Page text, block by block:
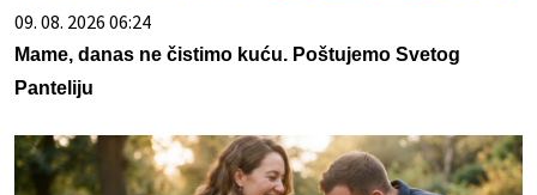
09. 08. 2026 06:24
Mame, danas ne čistimo kuću. Poštujemo Svetog
Panteliju